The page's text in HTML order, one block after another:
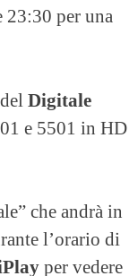
per una
Digitale
e 5501 in HD
che andrà in
l’orario di
per vedere